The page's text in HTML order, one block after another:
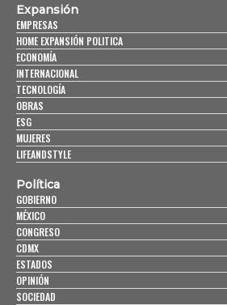
Expansión
EMPRESAS
HOME EXPANSIÓN POLITICA
ECONOMÍA
INTERNACIONAL
TECNOLOGÍA
OBRAS
ESG
MUJERES
LIFEANDSTYLE
Política
GOBIERNO
MÉXICO
CONGRESO
CDMX
ESTADOS
OPINIÓN
SOCIEDAD